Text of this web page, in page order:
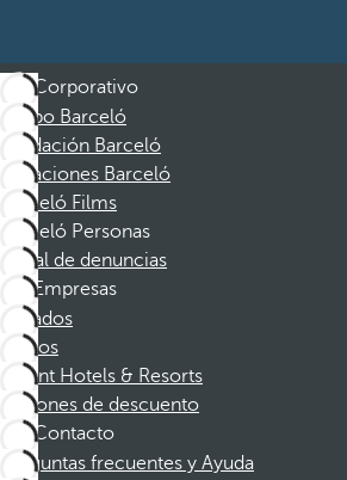
Corporativo
Grupo Barceló
Fundación Barceló
Vacaciones Barceló
Barceló Films
Barceló Personas
Canal de denuncias
Empresas
Afiliados
Socios
Dorint Hotels & Resorts
Cupones de descuento
Contacto
Preguntas frecuentes y Ayuda